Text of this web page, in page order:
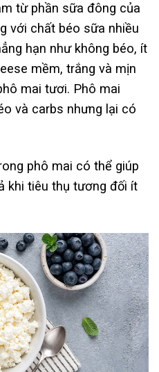
từ phần sữa đông của
với chất béo sữa nhiều
hạn như không béo, ít
mềm, trắng và mịn
mai tươi. Phô mai
và carbs nhưng lại có
phô mai có thể giúp
khi tiêu thụ tương đối ít